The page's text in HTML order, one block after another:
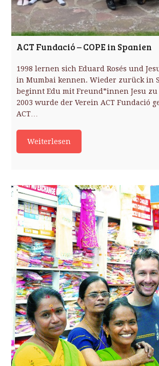
ACT Fundació – COPE in Spanien
1998 lernen sich Eduard Rosés und
in Mumbai kennen. Wieder zurück in
beginnt Edu mit Freund*innen Jesu
2003 wurde der Verein ACT Fundació
ACT…
Weiterlesen